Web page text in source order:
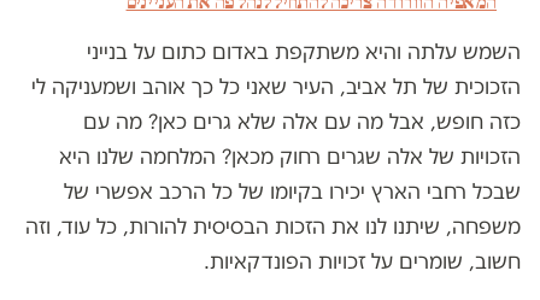
השמש עלתה והיא משתקפת באדום כתום על בנייני
הזכוכית של תל אביב, העיר שאני כל כך אוהב ושמעניקה לי
כזה חופש, אבל מה עם אלה שלא גרים כאן? מה עם
הזכויות של אלה שגרים רחוק מכאן? המלחמה שלנו היא
שבכל רחבי הארץ יכירו בקיומו של כל הרכב אפשרי של
משפחה, שיתנו לנו את הזכות הבסיסית להורות, כל עוד, וזה
חשוב, שומרים על זכויות הפונדקאיות.